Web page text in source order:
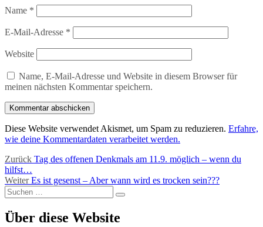
Name *
E-Mail-Adresse *
Website
Name, E-Mail-Adresse und Website in diesem Browser für
meinen nächsten Kommentar speichern.
Diese Website verwendet Akismet, um Spam zu reduzieren. Erfahre,
wie deine Kommentardaten verarbeitet werden.
Beitragsnavigation
Zurück Vorheriger
Tag des offenen Denkmals am 11.9. möglich – wenn du
hilfst…
Weiter Nächster
Beitrag:
Es ist gesenst – Aber wann wird es trocken sein???
Suchen
nach:
Suchen
Über diese Website